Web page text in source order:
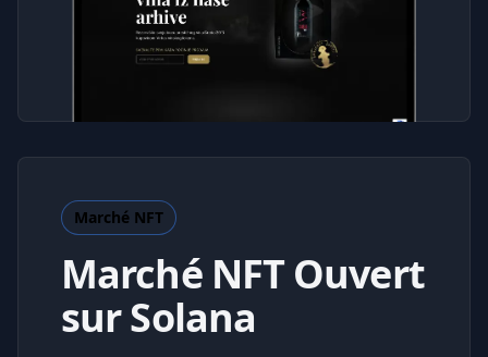
Marché NFT
Marché NFT Ouvert
sur Solana